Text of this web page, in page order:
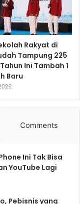
Rakyat di
Tampung 225
Ini Tambah 1
Baru
Comments
Ini Tak Bisa
YouTube Lagi
Pebisnis yang